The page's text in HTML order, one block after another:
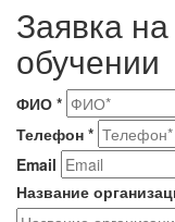
Заявка
обучении
ФИО *
Телефон *
Email
Название